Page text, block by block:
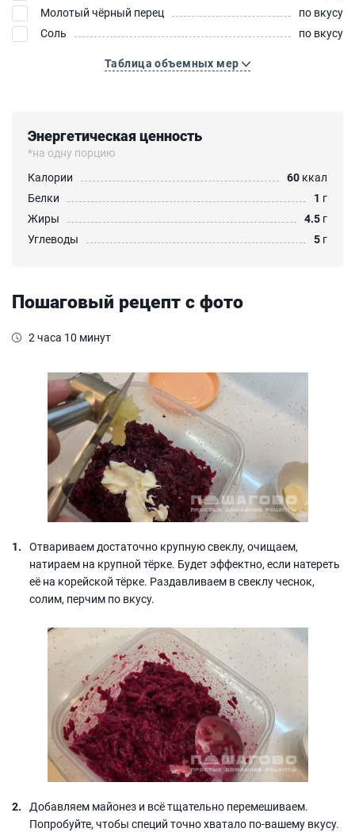
Молотый чёрный перец
по вкусу
Соль
по вкусу
Таблица объемных мер
Энергетическая ценность
*на одну порцию
Калории
60 ккал
Белки
1 г
Жиры
4.5 г
Углеводы
5 г
Пошаговый рецепт с фото
2 часа 10 минут
Отвариваем достаточно крупную свеклу, очищаем,
натираем на крупной тёрке. Будет эффектно, если натереть
её на корейской тёрке. Раздавливаем в свеклу чеснок,
солим, перчим по вкусу.
Добавляем майонез и всё тщательно перемешиваем.
Попробуйте, чтобы специй точно хватало по-вашему вкусу.